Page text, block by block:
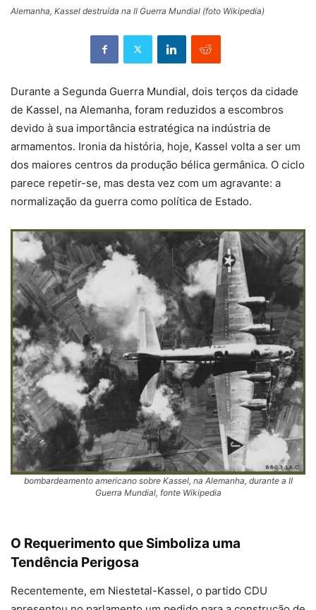
Alemanha, Kassel destruída na II Guerra Mundial (foto Wikipedia)
Durante a Segunda Guerra Mundial, dois terços da cidade
de Kassel, na Alemanha, foram reduzidos a escombros
devido à sua importância estratégica na indústria de
armamentos. Ironia da história, hoje, Kassel volta a ser um
dos maiores centros da produção bélica germânica. O ciclo
parece repetir-se, mas desta vez com um agravante: a
normalização da guerra como política de Estado.
bombardeamento americano sobre Kassel, na Alemanha, durante a II
Guerra Mundial, fonte Wikipedia
O Requerimento que Simboliza uma
Tendência Perigosa
Recentemente, em Niestetal-Kassel, o partido CDU